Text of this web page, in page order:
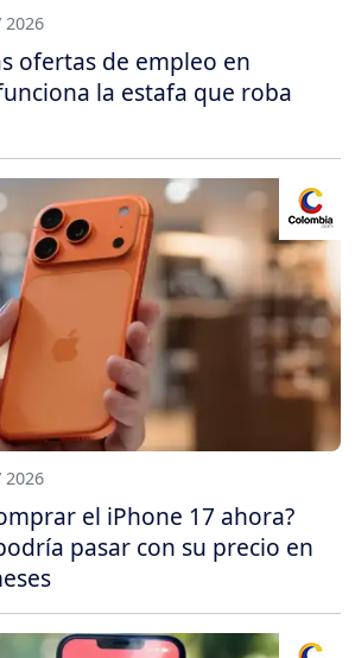
2026
ofertas de empleo en
la estafa que roba
2026
el iPhone 17 ahora?
pasar con su precio en